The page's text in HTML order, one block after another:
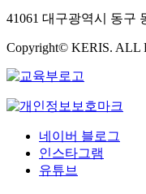
41061 대구광역시 동구
Copyright© KERIS. ALL
네이버 블로그
인스타그램
유튜브